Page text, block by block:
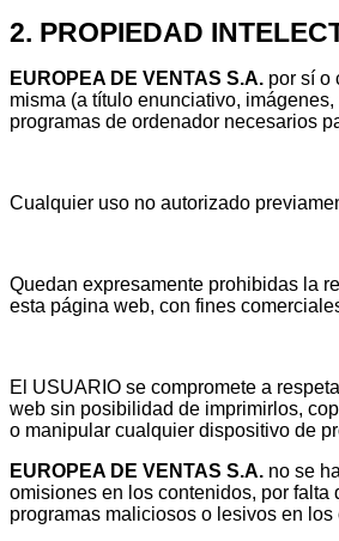
2. PROPIEDAD
EUROPEA DE VENTAS S.A. por sí o
misma (a título enunciativo,
programas de ordenador necesarios
Cualquier uso no autorizado
Quedan expresamente prohibidas la
esta página web, con fines
El USUARIO se compromete a
web sin posibilidad de imprimirlos,
o manipular cualquier dispositivo de
EUROPEA DE VENTAS S.A. no se
omisiones en los contenidos, por
programas maliciosos o lesivos en